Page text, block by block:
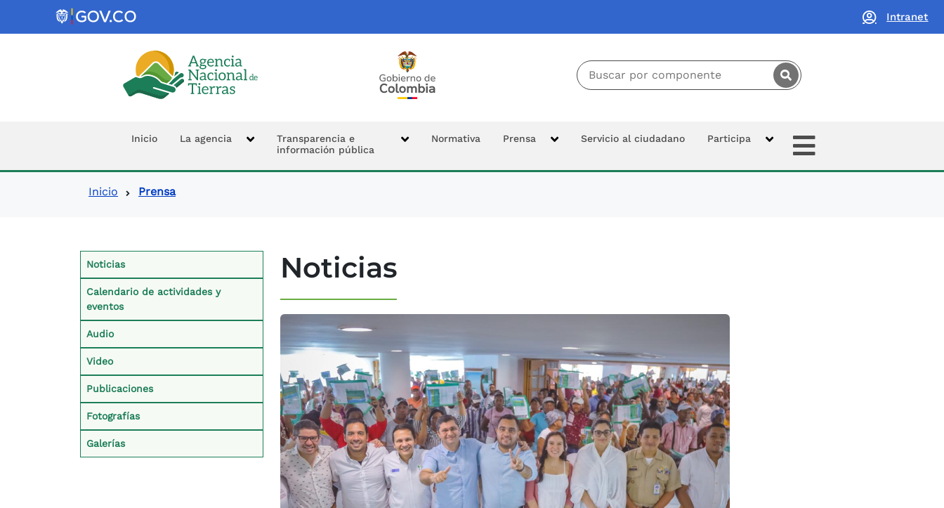
Intranet
Logo de la Agencia Nacional de Tierras
Buscador principal:
Navegación principal
Inicio La agencia
Transparencia e
información pública
Normativa Prensa Servicio al ciudadano Participa Extras
Ruta de navegación
Inicio Prensa
Contexto Prensa
Noticias
Calendario de actividades y
eventos
Audio
Video
Publicaciones
Fotografías
Galerías
Noticias